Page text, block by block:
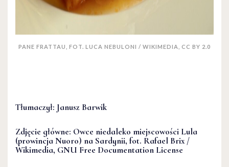
PANE FRATTAU, FOT. LUCA NEBULONI / WIKIMEDIA, CC BY 2.0
Tłumaczył: Janusz Barwik
Zdjęcie główne: Owce niedaleko miejscowości Lula
(prowincja Nuoro) na Sardynii, fot. Rafael Brix /
Wikimedia, GNU Free Documentation License